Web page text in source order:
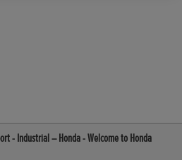
- Industrial – Honda - Welcome to Honda